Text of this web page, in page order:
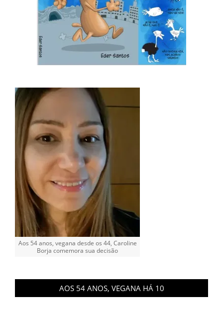
Aos 54 anos, vegana desde os 44, Caroline
Borja comemora sua decisão
AOS 54 ANOS, VEGANA HÁ 10